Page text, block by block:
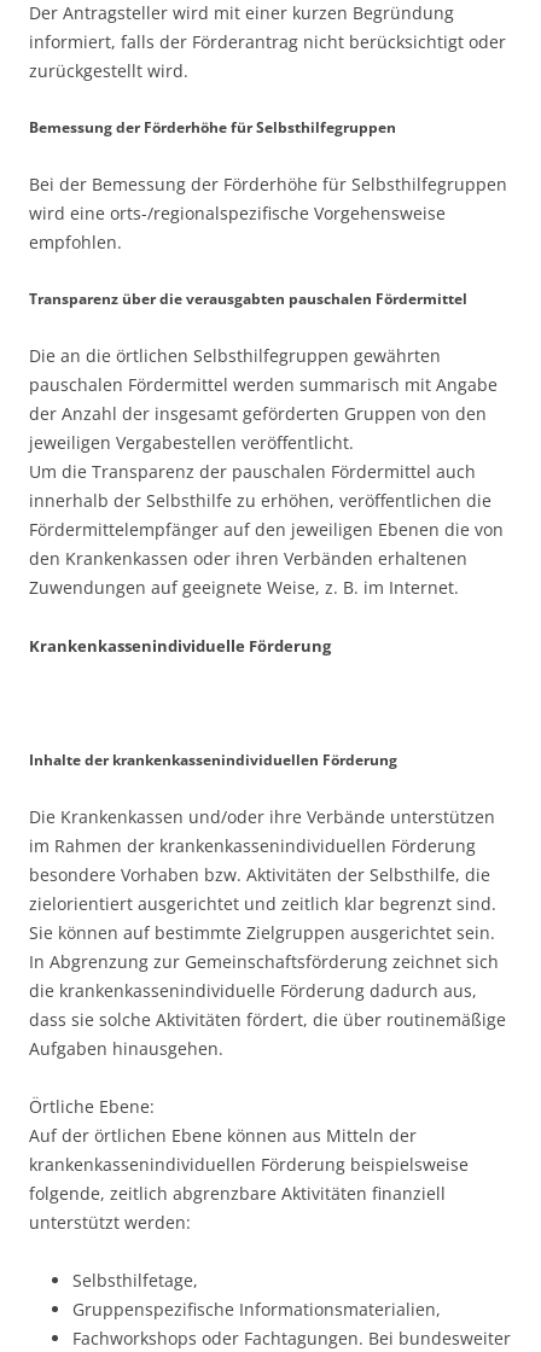
Der Antragsteller wird mit einer kurzen Begründung
informiert, falls der Förderantrag nicht berücksichtigt oder
zurückgestellt wird.
Bemessung der Förderhöhe für Selbsthilfegruppen
Bei der Bemessung der Förderhöhe für Selbsthilfegruppen
wird eine orts-/regionalspezifische Vorgehensweise
empfohlen.
Transparenz über die verausgabten pauschalen Fördermittel
Die an die örtlichen Selbsthilfegruppen gewährten
pauschalen Fördermittel werden summarisch mit Angabe
der Anzahl der insgesamt geförderten Gruppen von den
jeweiligen Vergabestellen veröffentlicht.
Um die Transparenz der pauschalen Fördermittel auch
innerhalb der Selbsthilfe zu erhöhen, veröffentlichen die
Fördermittelempfänger auf den jeweiligen Ebenen die von
den Krankenkassen oder ihren Verbänden erhaltenen
Zuwendungen auf geeignete Weise, z. B. im Internet.
Krankenkassenindividuelle Förderung
Inhalte der krankenkassenindividuellen Förderung
Die Krankenkassen und/oder ihre Verbände unterstützen
im Rahmen der krankenkassenindividuellen Förderung
besondere Vorhaben bzw. Aktivitäten der Selbsthilfe, die
zielorientiert ausgerichtet und zeitlich klar begrenzt sind.
Sie können auf bestimmte Zielgruppen ausgerichtet sein.
In Abgrenzung zur Gemeinschaftsförderung zeichnet sich
die krankenkassenindividuelle Förderung dadurch aus,
dass sie solche Aktivitäten fördert, die über routinemäßige
Aufgaben hinausgehen.
Örtliche Ebene:
Auf der örtlichen Ebene können aus Mitteln der
krankenkassenindividuellen Förderung beispielsweise
folgende, zeitlich abgrenzbare Aktivitäten finanziell
unterstützt werden:
Selbsthilfetage,
Gruppenspezifische Informationsmaterialien,
Fachworkshops oder Fachtagungen. Bei bundesweiter